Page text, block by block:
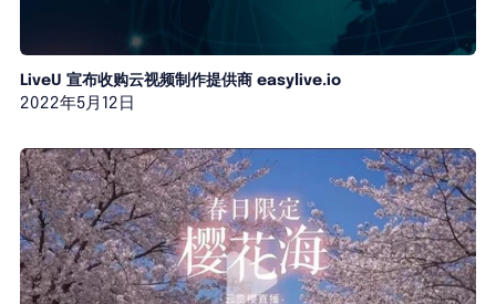
LiveU 宣布收购云视频制作提供商 easylive.io
2022年5月12日